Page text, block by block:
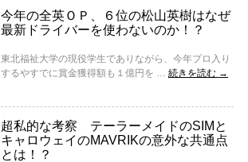
今年の全英ＯＰ、６位の松山英樹はなぜ
最新ドライバーを使わないのか！？
東北福祉大学の現役学生でありながら、今年プロ入り
するやすでに賞金獲得額も１億円を … 続きを読む →
超私的な考察 テーラーメイドのSIMと
キャロウェイのMAVRIKの意外な共通点
とは！？